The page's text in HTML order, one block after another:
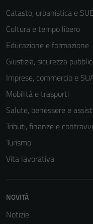
Catasto, urbanistica e SUE
Cultura e tempo libero
Educazione e formazione
Giustizia, sicurezza
Imprese, commercio e
Mobilità e trasporti
Salute, benessere e
Tributi, finanze e
Turismo
Vita lavorativa
NOVITÀ
Notizie